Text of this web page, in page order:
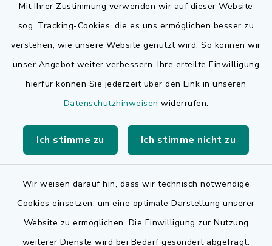
Mit Ihrer Zustimmung verwenden wir auf dieser Website
sog. Tracking-Cookies, die es uns ermöglichen besser zu
verstehen, wie unsere Website genutzt wird. So können wir
unser Angebot weiter verbessern. Ihre erteilte Einwilligung
hierfür können Sie jederzeit über den Link in unseren
Datenschutzhinweisen widerrufen.
Ich stimme zu Ich stimme nicht zu
Wir weisen darauf hin, dass wir technisch notwendige
Cookies einsetzen, um eine optimale Darstellung unserer
Website zu ermöglichen. Die Einwilligung zur Nutzung
weiterer Dienste wird bei Bedarf gesondert abgefragt.
Quicklinks
Bauen in Adelsdorf
BayernPortal
Landkreis Erlangen-Höchstadt